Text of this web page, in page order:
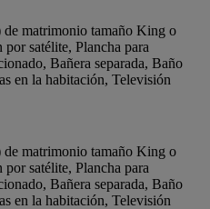
de matrimonio tamaño King o
satélite, Plancha para
Bañera separada, Baño
en la habitación, Televisión
de matrimonio tamaño King o
satélite, Plancha para
Bañera separada, Baño
en la habitación, Televisión